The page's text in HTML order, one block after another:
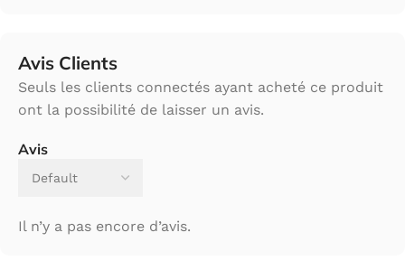
Avis Clients
Avis
Il n’y a pas encore d’avis.
Seuls les clients connectés ayant acheté ce produit
ont la possibilité de laisser un avis.